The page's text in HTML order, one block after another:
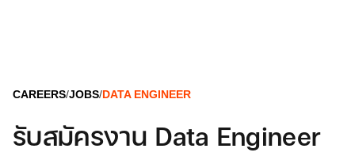
CAREERS/JOBS/DATA ENGINEER
รับสมัครงาน Data Engineer